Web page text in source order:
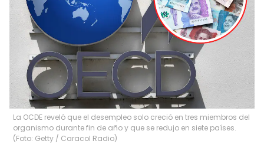
La OCDE reveló que el desempleo solo creció en tres miembros del
organismo durante fin de año y que se redujo en siete países.
(Foto: Getty / Caracol Radio)